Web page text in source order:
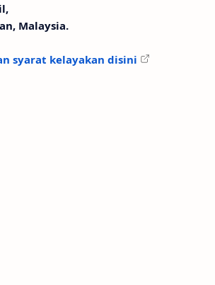
Malaysia.
syarat kelayakan disini